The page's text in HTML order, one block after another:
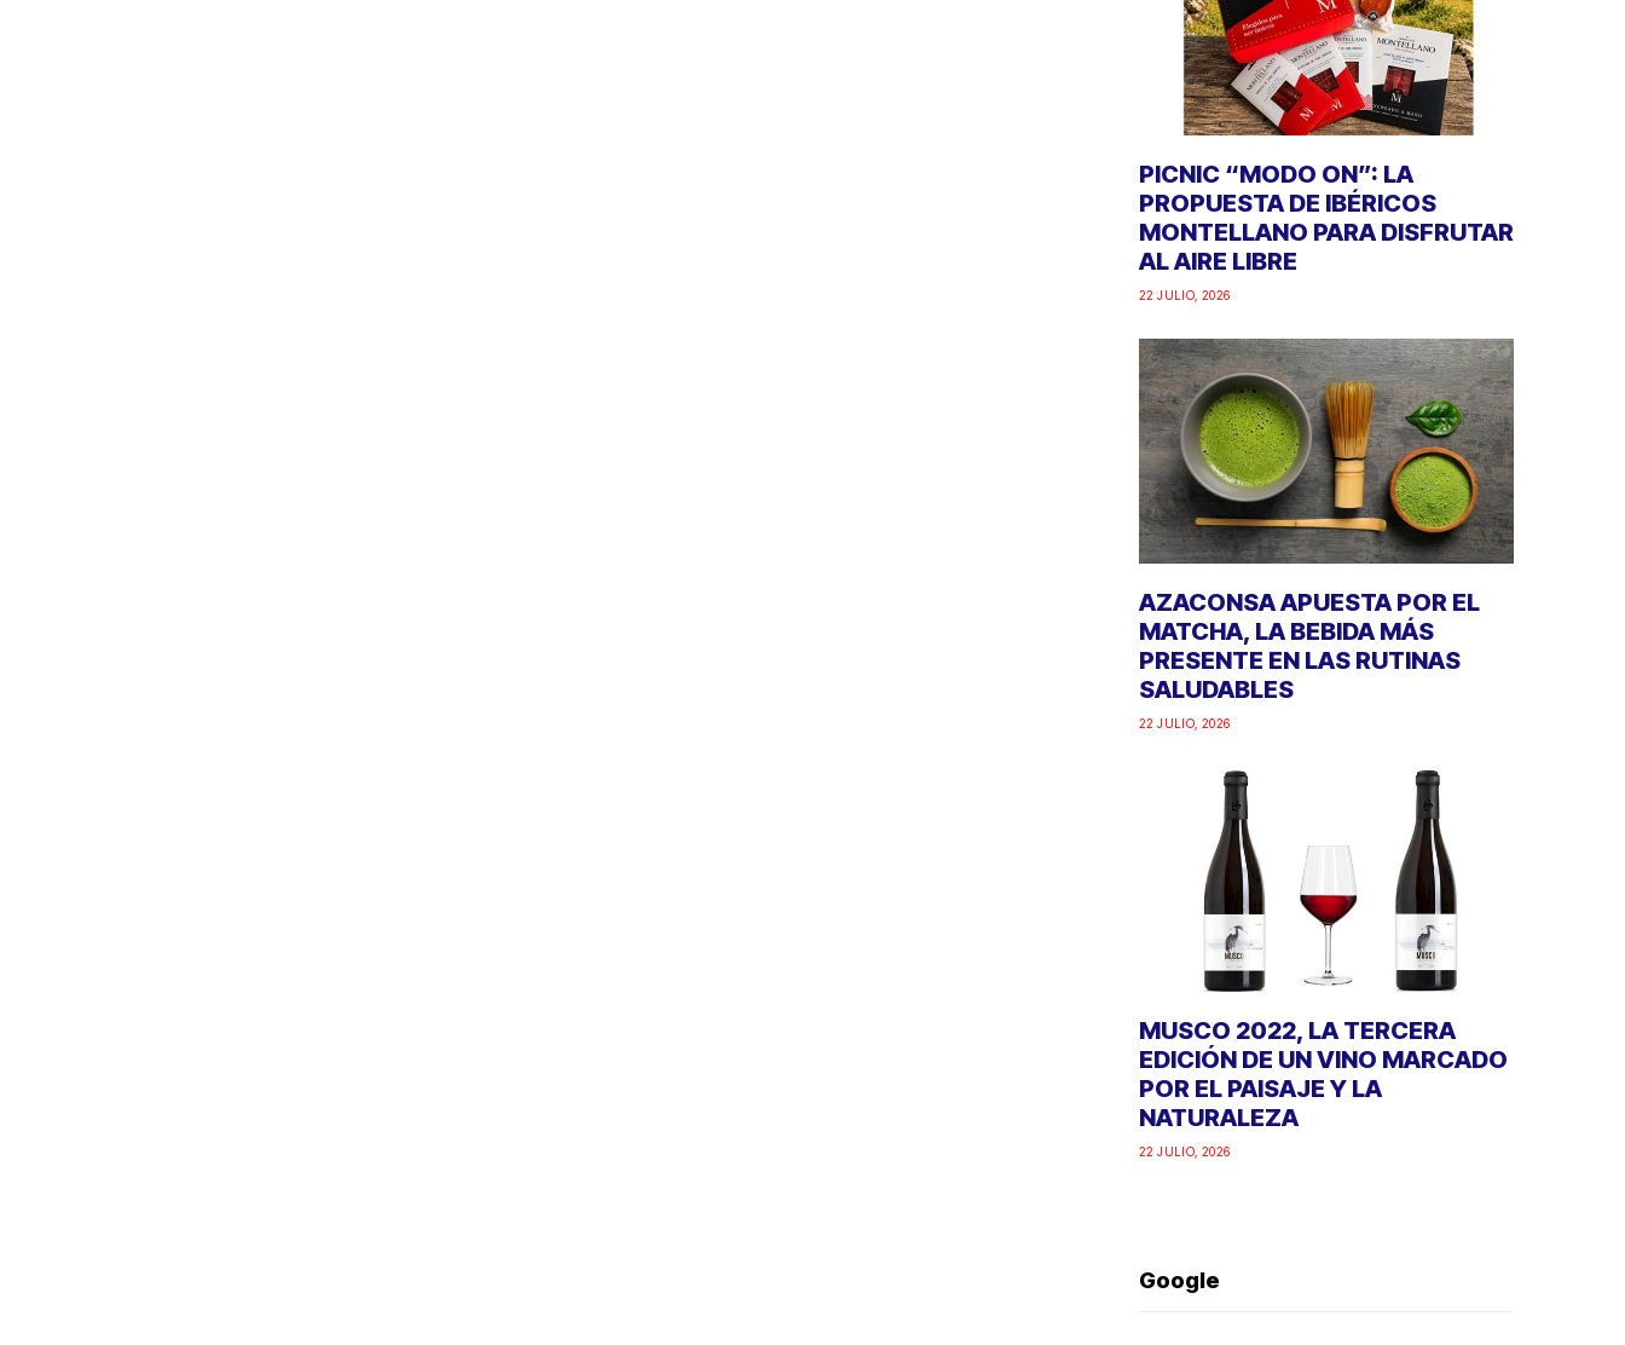
PICNIC “MODO ON”: LA
PROPUESTA DE IBÉRICOS
MONTELLANO PARA DISFRUTAR
AL AIRE LIBRE
22 JULIO, 2026
AZACONSA APUESTA POR EL
MATCHA, LA BEBIDA MÁS
PRESENTE EN LAS RUTINAS
SALUDABLES
22 JULIO, 2026
MUSCO 2022, LA TERCERA
EDICIÓN DE UN VINO MARCADO
POR EL PAISAJE Y LA
NATURALEZA
22 JULIO, 2026
Google